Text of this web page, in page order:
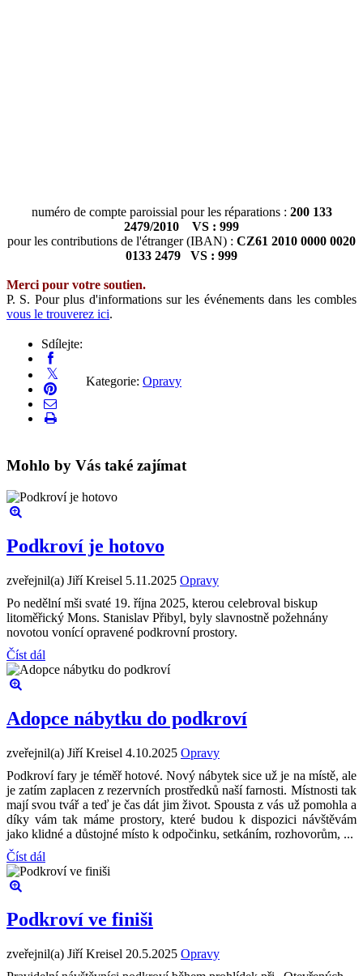
numéro de compte paroissial pour les réparations : 200 133
2479/2010 VS : 999
pour les contributions de l'étranger (IBAN) : CZ61 2010 0000 0020
0133 2479 VS : 999
Merci pour votre soutien.
P. S. Pour plus d'informations sur les événements dans les combles
vous le trouverez ici.
Sdílejte:
Kategorie: Opravy
Mohlo by Vás také zajímat
Podkroví je hotovo
zveřejnil(a) Jiří Kreisel 5.11.2025 Opravy
Po nedělní mši svaté 19. října 2025, kterou celebroval biskup
litoměřický Mons. Stanislav Přibyl, byly slavnostně požehnány
novotou vonící opravené podkrovní prostory.
Číst dál
Adopce nábytku do podkroví
zveřejnil(a) Jiří Kreisel 4.10.2025 Opravy
Podkroví fary je téměř hotové. Nový nábytek sice už je na místě, ale
je zatím zaplacen z rezervních prostředků naší farnosti. Místnosti tak
mají svou tvář a teď je čas dát jim život. Spousta z vás už pomohla a
díky vám tak máme prostory, které budou k dispozici návštěvám
jako klidné a důstojné místo k odpočinku, setkáním, rozhovorům, ...
Číst dál
Podkroví ve finiši
zveřejnil(a) Jiří Kreisel 20.5.2025 Opravy